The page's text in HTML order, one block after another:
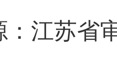
：江苏省